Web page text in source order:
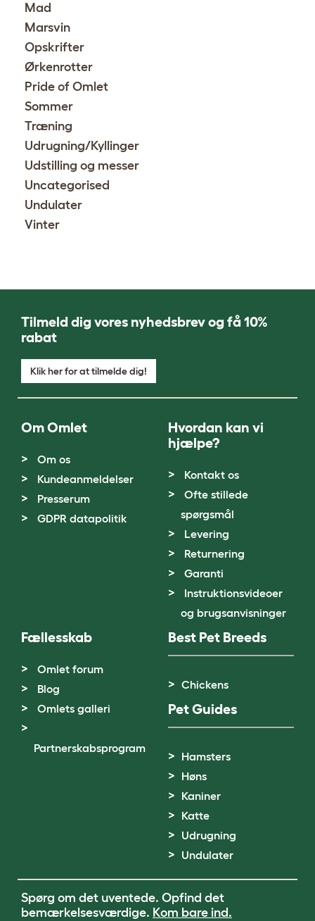
Mad
Marsvin
Opskrifter
Ørkenrotter
Pride of Omlet
Sommer
Træning
Udrugning/Kyllinger
Udstilling og messer
Uncategorised
Undulater
Vinter
Tilmeld dig vores nyhedsbrev og få 10%
rabat
Klik her for at tilmelde dig!
Om Omlet
Om os
Kundeanmeldelser
Presserum
GDPR datapolitik
Hvordan kan vi
hjælpe?
Kontakt os
Ofte stillede
spørgsmål
Levering
Returnering
Garanti
Instruktionsvideoer
og brugsanvisninger
Fællesskab
Omlet forum
Blog
Omlets galleri
Partnerskabsprogram
Best Pet Breeds
Chickens
Pet Guides
Hamsters
Høns
Kaniner
Katte
Udrugning
Undulater
Spørg om det uventede. Opfind det
bemærkelsesværdige. Kom bare ind.